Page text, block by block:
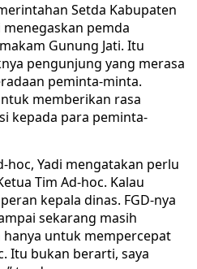
Setda Kabupaten
menegaskan pemda
Gunung Jati. Itu
pengunjung yang merasa
peminta-minta.
memberikan rasa
kepada para peminta-
hoc, Yadi mengatakan perlu
Tim Ad-hoc. Kalau
kepala dinas. FGD-nya
sekarang masih
untuk mempercepat
Itu bukan berarti, saya